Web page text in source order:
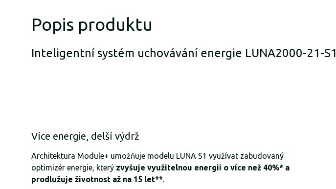
Popis produktu
Inteligentní systém uchovávání energie LUNA2000-21-S1
Více energie, delší výdrž
Architektura Module+ umožňuje modelu LUNA S1 využívat zabudovaný
optimizér energie, který zvyšuje využitelnou energii o více než 40%* a
prodlužuje životnost až na 15 let**.